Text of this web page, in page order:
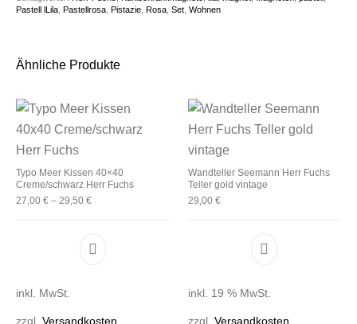
Pastell lLila
Pastellrosa Pistazie Rosa ,Set ,Wohnen
Ähnliche Produkte
Typo Meer Kissen 40×40
Creme/schwarz Herr Fuchs
27,00€ –29,50€
Dieses Produkt weist mehrere Varianten auf.
inkl. MwSt.
zzgl.Versandkosten
Wandteller Seemann Herr Fuchs
Teller gold vintage
29,00 €
inkl. 19 % MwSt.
zzgl. Versandkosten